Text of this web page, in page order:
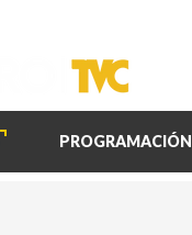
PROGRAMACIÓN